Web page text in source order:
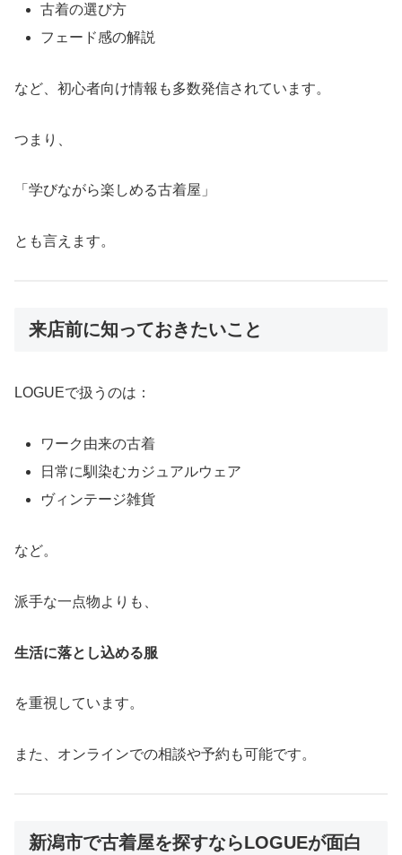
古着の選び方
フェード感の解説
など、初心者向け情報も多数発信されています。
つまり、
「学びながら楽しめる古着屋」
とも言えます。
来店前に知っておきたいこと
LOGUEで扱うのは：
ワーク由来の古着
日常に馴染むカジュアルウェア
ヴィンテージ雑貨
など。
派手な一点物よりも、
生活に落とし込める服
を重視しています。
また、オンラインでの相談や予約も可能です。
新潟市で古着屋を探すならLOGUEが面白